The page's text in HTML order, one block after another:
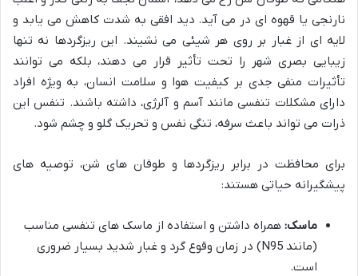
نارنجی یا قهوه ای در می آید. دید افقی به شدت کاهش می یابد و
لایه ای از غبار بر روی هر شیئی می نشیند. این ریزگردها نه تنها
زیبایی بصری شهر را تحت تأثیر قرار می دهند، بلکه می توانند
تأثیرات منفی جدی بر کیفیت هوا و سلامت انسان، به ویژه افراد
دارای مشکلات تنفسی مانند آسم و آلرژی، داشته باشند. تنفس این
ذرات می تواند باعث سرفه، تنگی نفس و تحریک گلو و چشم شود.
برای محافظت در برابر ریزگردها و طوفان های شن، توصیه های
پیشگیرانه حیاتی هستند:
ماسک: همراه داشتن و استفاده از ماسک های تنفسی مناسب
(مانند N95) در زمان وقوع گرد و غبار شدید بسیار ضروری
است.